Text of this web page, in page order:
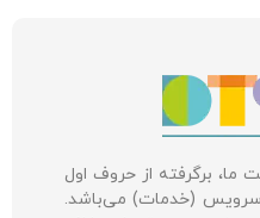
ما، برگرفته از حروف اول
و سرویس (خدمات) می‌باشد.